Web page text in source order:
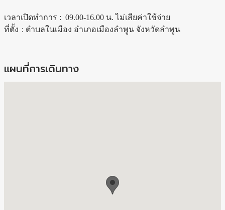
เวลาเปิดทำการ : 09.00-16.00 น. ไม่เสียค่าใช้จ่าย
ที่ตั้ง : ตำบลในเมือง อำเภอเมืองลำพูน จังหวัดลำพูน
แผนที่การเดินทาง